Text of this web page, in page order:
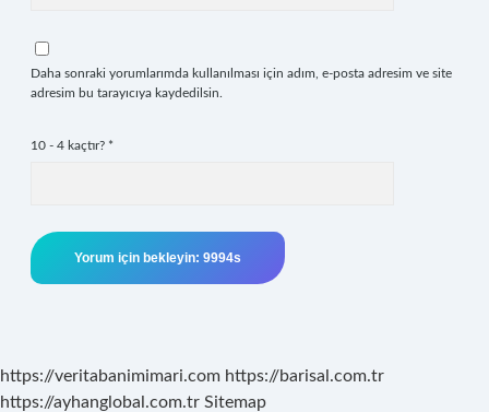
Daha sonraki yorumlarımda kullanılması için adım, e-posta adresim ve site
adresim bu tarayıcıya kaydedilsin.
10 - 4 kaçtır? *
https://veritabanimimari.com https://barisal.com.tr
https://ayhanglobal.com.tr Sitemap